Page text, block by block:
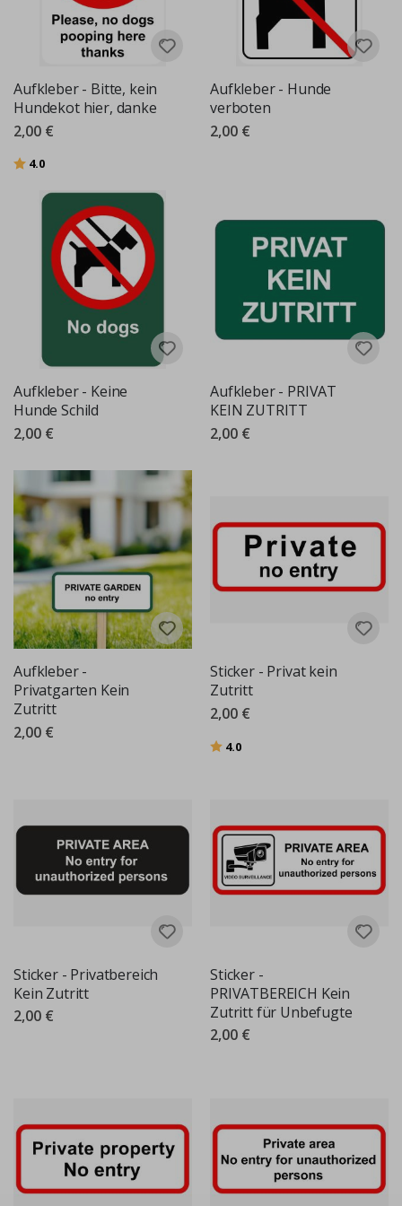
Aufkleber - Bitte, kein
Hundekot hier, danke
2,00 €
Bewertung:
4.0
Aufkleber - Hunde
verboten
2,00 €
Aufkleber - Keine
Hunde Schild
2,00 €
Aufkleber - PRIVAT
KEIN ZUTRITT
2,00 €
Aufkleber -
Privatgarten Kein
Zutritt
2,00 €
Sticker - Privat kein
Zutritt
2,00 €
Bewertung:
4.0
Sticker - Privatbereich
Kein Zutritt
2,00 €
Sticker -
PRIVATBEREICH Kein
Zutritt für Unbefugte
2,00 €